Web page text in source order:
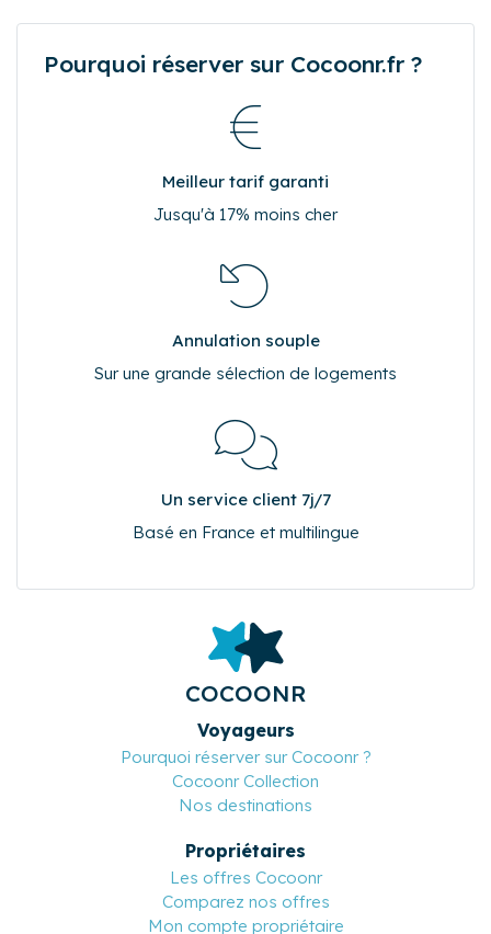
Pourquoi réserver sur Cocoonr.fr ?
Meilleur tarif garanti
Jusqu'à 17% moins cher
Annulation souple
Sur une grande sélection de logements
Un service client 7j/7
Basé en France et multilingue
COCOONR
Voyageurs
Pourquoi réserver sur Cocoonr ?
Cocoonr Collection
Nos destinations
Propriétaires
Les offres Cocoonr
Comparez nos offres
Mon compte propriétaire